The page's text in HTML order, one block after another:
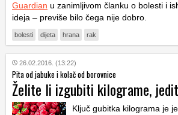
Guardian u zanimljivom članku o bolesti i
ideja – previše bilo čega nije dobro.
bolesti dijeta hrana rak
26.02.2016. (13:22)
Pita od jabuke i kolač od borovnice
Želite li izgubiti kilograme,
Ključ gubitka kilograma je